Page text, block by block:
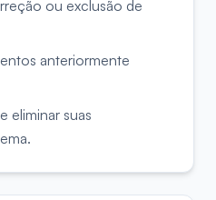
ou exclusão de
anteriormente
eliminar suas